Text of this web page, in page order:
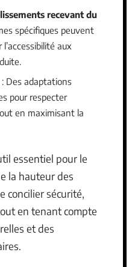
recevant du
spécifiques peuvent
aux
: Des adaptations
pour respecter
en maximisant la
essentiel pour le
la hauteur des
concilier sécurité,
en tenant compte
et des